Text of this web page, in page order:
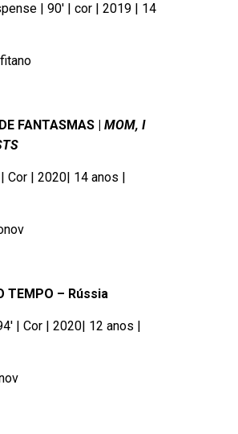
| 90′ | cor | 2019 | 14
FANTASMAS | MOM, I
Cor | 2020| 14 anos |
TEMPO – Rússia
| Cor | 2020| 12 anos |